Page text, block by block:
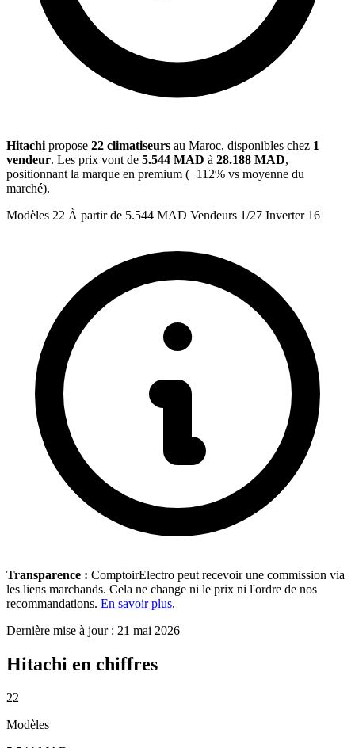
Hitachi propose 22 climatiseurs au Maroc, disponibles chez 1
vendeur. Les prix vont de 5.544 MAD à 28.188 MAD,
positionnant la marque en premium (+112% vs moyenne du
marché).
Modèles 22 À partir de 5.544 MAD Vendeurs 1/27 Inverter 16
Transparence : ComptoirElectro peut recevoir une commission via
les liens marchands. Cela ne change ni le prix ni l'ordre de nos
recommandations. En savoir plus.
Dernière mise à jour : 21 mai 2026
Hitachi en chiffres
22
Modèles